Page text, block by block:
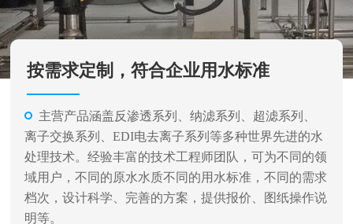
域用户，不同的原水水质不同的用水标准，不同的需求
档次，设计科学、完善的方案，提供报价、图纸操作说